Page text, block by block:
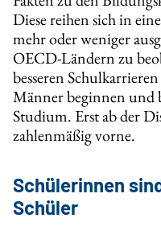
Diese reihen sich in
mehr oder weniger
OECD-Ländern zu
besseren
Männer beginnen und
Studium. Erst ab der
zahlenmäßig vorne.
Schülerinnen
Schüler